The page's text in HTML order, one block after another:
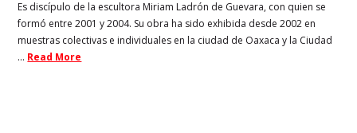
Es discípulo de la escultora Miriam Ladrón de Guevara, con quien se
formó entre 2001 y 2004. Su obra ha sido exhibida desde 2002 en
muestras colectivas e individuales en la ciudad de Oaxaca y la Ciudad
... Read More